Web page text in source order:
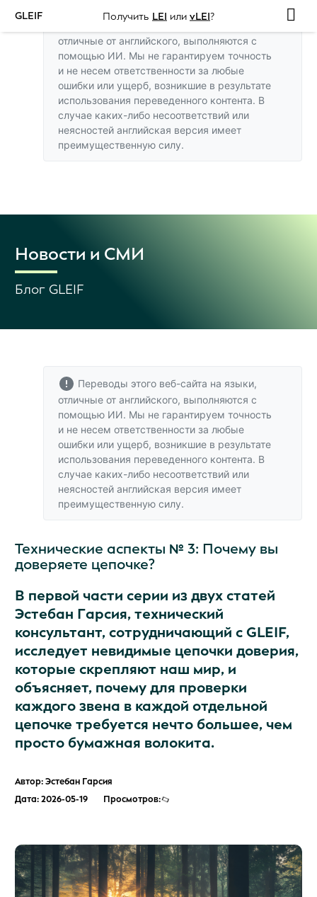
GLEIF Получить LEI или vLEI?
Переводы этого веб-сайта на языки,
отличные от английского, выполняются с
помощью ИИ. Мы не гарантируем точность
и не несем ответственности за любые
ошибки или ущерб, возникшие в результате
использования переведенного контента. В
случае каких-либо несоответствий или
неясностей английская версия имеет
преимущественную силу.
Новости и СМИ
Блог GLEIF
Переводы этого веб-сайта на языки,
отличные от английского, выполняются с
помощью ИИ. Мы не гарантируем точность
и не несем ответственности за любые
ошибки или ущерб, возникшие в результате
использования переведенного контента. В
случае каких-либо несоответствий или
неясностей английская версия имеет
преимущественную силу.
Технические аспекты № 3: Почему вы
доверяете цепочке?
В первой части серии из двух статей
Эстебан Гарсия, технический
консультант, сотрудничающий с GLEIF,
исследует невидимые цепочки доверия,
которые скрепляют наш мир, и
объясняет, почему для проверки
каждого звена в каждой отдельной
цепочке требуется нечто большее, чем
просто бумажная волокита.
Автор: Эстебан Гарсия
Дата: 2026-05-19
Просмотров: